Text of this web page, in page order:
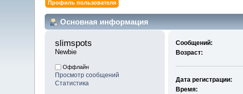
Профиль пользователя
Основная информация
slimspots
Newbie
Оффлайн
Просмотр сообщений
Статистика
Сообщений:
Возраст:
Дата регистрации:
Время: